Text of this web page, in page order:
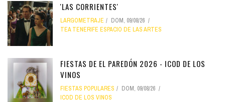
'LAS CORRIENTES'
LARGOMETRAJE
DOM, 09/08/26
TEA TENERIFE ESPACIO DE LAS ARTES
FIESTAS DE EL PAREDÓN 2026 - ICOD DE LOS
VINOS
FIESTAS POPULARES
DOM, 09/08/26
ICOD DE LOS VINOS